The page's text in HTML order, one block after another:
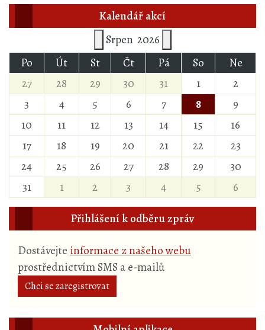
Kalendář akcí
Srpen 2026
Po
Út St Čt Pá So
Ne
27
28 29 30 31 1
2
3
4 5 6 7 8
9
10
11 12 13 14 15
16
17
18 19 20 21 22
23
24
25 26 27 28 29
30
31
1 2 3 4 5 6
Přihlášení k odběru zpráv
Dostávejte informace z našeho webu
prostřednictvím SMS a e-mailů
Chci se zaregistrovat